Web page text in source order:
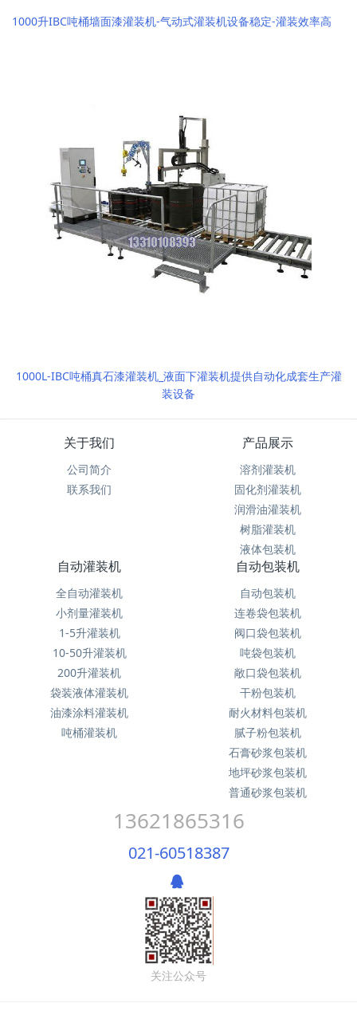
1000升IBC吨桶墙面漆灌装机-气动式灌装机设备稳定-灌装效率高
1000L-IBC吨桶真石漆灌装机_液面下灌装机提供自动化成套生产灌
装设备
关于我们
公司简介
联系我们
产品展示
溶剂灌装机
固化剂灌装机
润滑油灌装机
树脂灌装机
液体包装机
自动灌装机
全自动灌装机
小剂量灌装机
1-5升灌装机
10-50升灌装机
200升灌装机
袋装液体灌装机
油漆涂料灌装机
吨桶灌装机
自动包装机
自动包装机
连卷袋包装机
阀口袋包装机
吨袋包装机
敞口袋包装机
干粉包装机
耐火材料包装机
腻子粉包装机
石膏砂浆包装机
地坪砂浆包装机
普通砂浆包装机
13621865316
021-60518387
关注公众号